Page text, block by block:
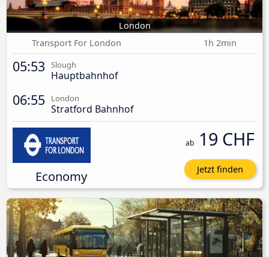
London
Transport For London
1h 2min
05:53 Slough
Hauptbahnhof
06:55 London
Stratford Bahnhof
Economy
ab 19 CHF
Jetzt finden